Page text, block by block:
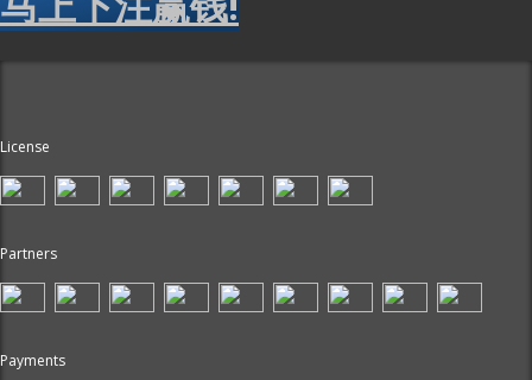
License
Partners
Payments